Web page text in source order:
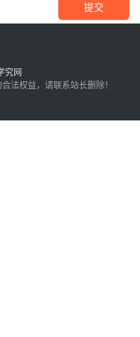
提交
究网
法权益，请联系站长删除！